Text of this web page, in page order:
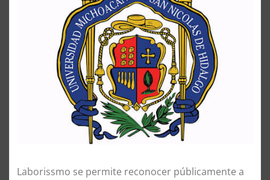
Laborissmo se permite reconocer públicamente a